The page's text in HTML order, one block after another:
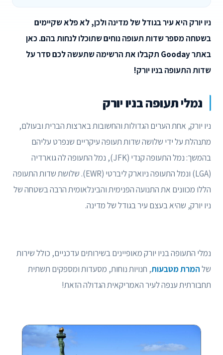
ניו יורק היא עיר בגודל של מדינה ולכן, לא פלא שקיימים
בשטחה מספר שדות תעופה נוחים שתוכלו לנחות בהם. כאן
באתר Gooday תקבלו את הרשימה שתעשה לכם סדר על
שדות התעופה בניו יורק!
נמלי תעופה בניו יורק
ניו יורק, אחת הערים הגדולות והחשובות בארצות הברית ובעולם,
מתנהלת על ידי שלושה שדות תעופה עיקריים שנפרט עליהם
בהמשך: נמל התעופה קנדי (JFK), נמל התעופה לה גוארדיה
(LGA) ונמל התעופה ניוארק ליברטי (EWR). שלושת שדות התעופה
הללו מכוונים את התנועה הפנימית והבינלאומית הרבה בשטחה של
ניו יורק, שהיא בעצם עיר בגודל של מדינה.
נמלי התעופה בניו יורק מאופיינים בשירותים עדכניים, כולל שירות
שלהמרת מטבעות, חנויות נוחות, מסעדות ומספקים תשתית
תחבורתית ענפה לעיר האמריקאית הגדולה הזאת!